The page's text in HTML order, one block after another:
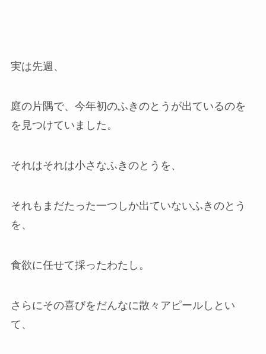
実は先週、
庭の片隅で、今年初のふきのとうが出ているのを
を見つけていました。
それはそれは小さなふきのとうを、
それもまだたった一つしか出ていないふきのとう
を、
食欲に任せて採ったわたし。
さらにその喜びをだんなに散々アピールしとい
て、